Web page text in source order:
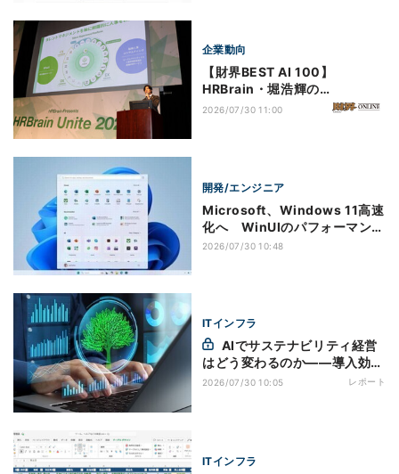
企業動向
【財界BEST AI 100】
HRBrain・堀浩輝の
「HR×AI」論 「AIで人事を
2026/07/30 11:00
開発/エンジニア
Microsoft、Windows 11高速
化へ WinUIのパフォーマンス
改善を優先か
2026/07/30 10:48
ITインフラ
はどう変わるのか――導入効果
と実践ステップ
2026/07/30 10:05 レポート
ITインフラ